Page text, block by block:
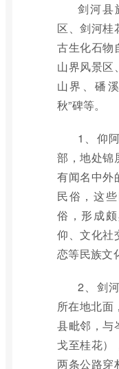
剑河县
区、剑河桂
古生化石物
山界风景区
山界、磻
秋”碑等。
1、仰
部，地处锦
有闻名中外
民俗，这
俗，形成
仰、文化社
恋等民族文
2、剑
所在地北面
县毗邻，与
戈至桂花）
两条公路穿